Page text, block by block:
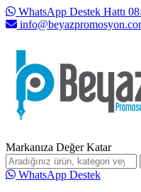
WhatsApp Destek Hattı
Markanıza Değer Katar
WhatsApp Destek